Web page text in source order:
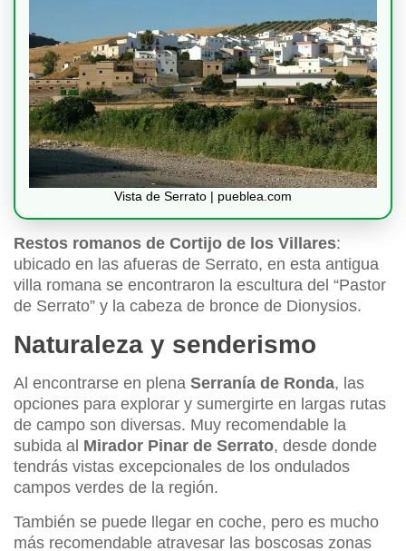
Vista de Serrato | pueblea.com
Restos romanos de Cortijo de los Villares:
ubicado en las afueras de Serrato, en esta antigua
villa romana se encontraron la escultura del “Pastor
de Serrato” y la cabeza de bronce de Dionysios.
Naturaleza y senderismo
Al encontrarse en plena Serranía de Ronda, las
opciones para explorar y sumergirte en largas rutas
de campo son diversas. Muy recomendable la
subida al Mirador Pinar de Serrato, desde donde
tendrás vistas excepcionales de los ondulados
campos verdes de la región.
También se puede llegar en coche, pero es mucho
más recomendable atravesar las boscosas zonas